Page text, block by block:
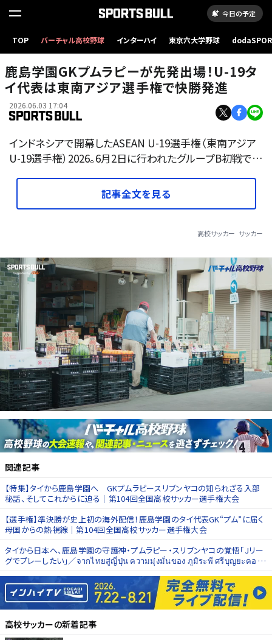
今日の予定
TOP バーチャル高校野球 インターハイ 東京六大学野球
タイ代表公式インスタグラム（＠changsuek）より
鹿島学園GKプムラピーが先発出場！U-19タ
イ代表は東南アジア選手権で快勝発進
2026.06.03 17:04
インドネシアで開幕したASEAN U-19選手権（東南アジア
U-19選手権）2026。6月2日に行われたグループB初戦で…
記事全文を見る
高校サッカー サッカー
関連記事
【特集】タイから鹿島学園へ GKプムラピースリブンヤコの知られざる入部
秘話、そしてこれからに迫る｜第104回全国高校サッカー選手権大会
【選手権】準決勝が史上初の海外配信！鹿島学園のタイ代表GK“プム”に届く
母国からの熱視線｜第104回全国高校サッカー選手権大会
タイから日本へ、鹿島学園の守護神・プムラピー・スリブンヤコの覚悟「Jリー
グでプレーしたい」／จากไทยสู่ญี่ปุ่น ความมุ่งมั่นของ ภูมิระพี ศรีบุญยะคอ ผู้
高校サッカーの新着記事